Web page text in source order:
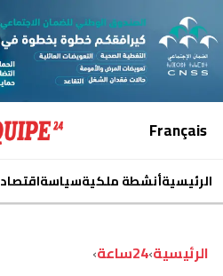
Français
الرئيسيةأنشطة ملكيةسياسةاقتصاد
الرئيسية›24ساعة ›